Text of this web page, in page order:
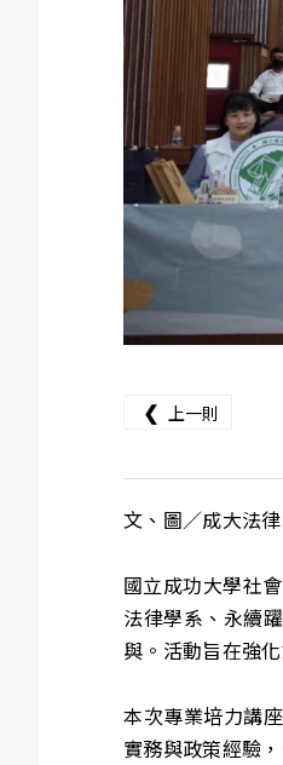
❮ 上一則
文、圖／成大法
國立成功大學社
法律學系、永續
與。活動旨在強
本次專業培力講
實務與政策經驗